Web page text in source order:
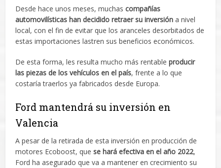
Desde hace unos meses, muchascompañías
automovilísticas han decidido retraer su inversión a nivel
local, con el fin de evitar que los aranceles desorbitados de
estas importaciones lastren sus beneficios económicos.
De esta forma, les resulta mucho más rentableproducir
las piezas de los vehículos en el país, frente a lo que
costaría traerlos ya fabricados desde Europa.
Ford mantendrá su inversión en
Valencia
A pesar de la retirada de esta inversión en producción de
motores Ecoboost, quese hará efectiva en el año 2022,
Ford ha asegurado que va a mantener en crecimiento su